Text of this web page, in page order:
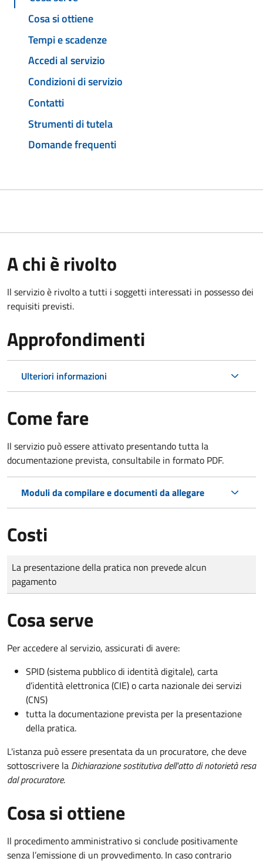
Cosa si ottiene
Tempi e scadenze
Accedi al servizio
Condizioni di servizio
Contatti
Strumenti di tutela
Domande frequenti
A chi è rivolto
Il servizio è rivolto a tutti i soggetti interessati in possesso dei
requisiti previsti.
Approfondimenti
Ulteriori informazioni
Come fare
Il servizio può essere attivato presentando tutta la
documentazione prevista, consultabile in formato PDF.
Moduli da compilare e documenti da allegare
Costi
Tipo di pagamento
Importo
La presentazione della pratica non prevede alcun
pagamento
Cosa serve
Per accedere al servizio, assicurati di avere:
SPID (sistema pubblico di identità digitale), carta
d’identità elettronica (CIE) o carta nazionale dei servizi
(CNS)
tutta la documentazione prevista per la presentazione
della pratica.
L'istanza può essere presentata da un procuratore, che deve
sottoscrivere la Dichiarazione sostitutiva dell'atto di notorietà resa
dal procuratore.
Cosa si ottiene
Il procedimento amministrativo si conclude positivamente
senza l’emissione di un provvedimento. In caso contrario